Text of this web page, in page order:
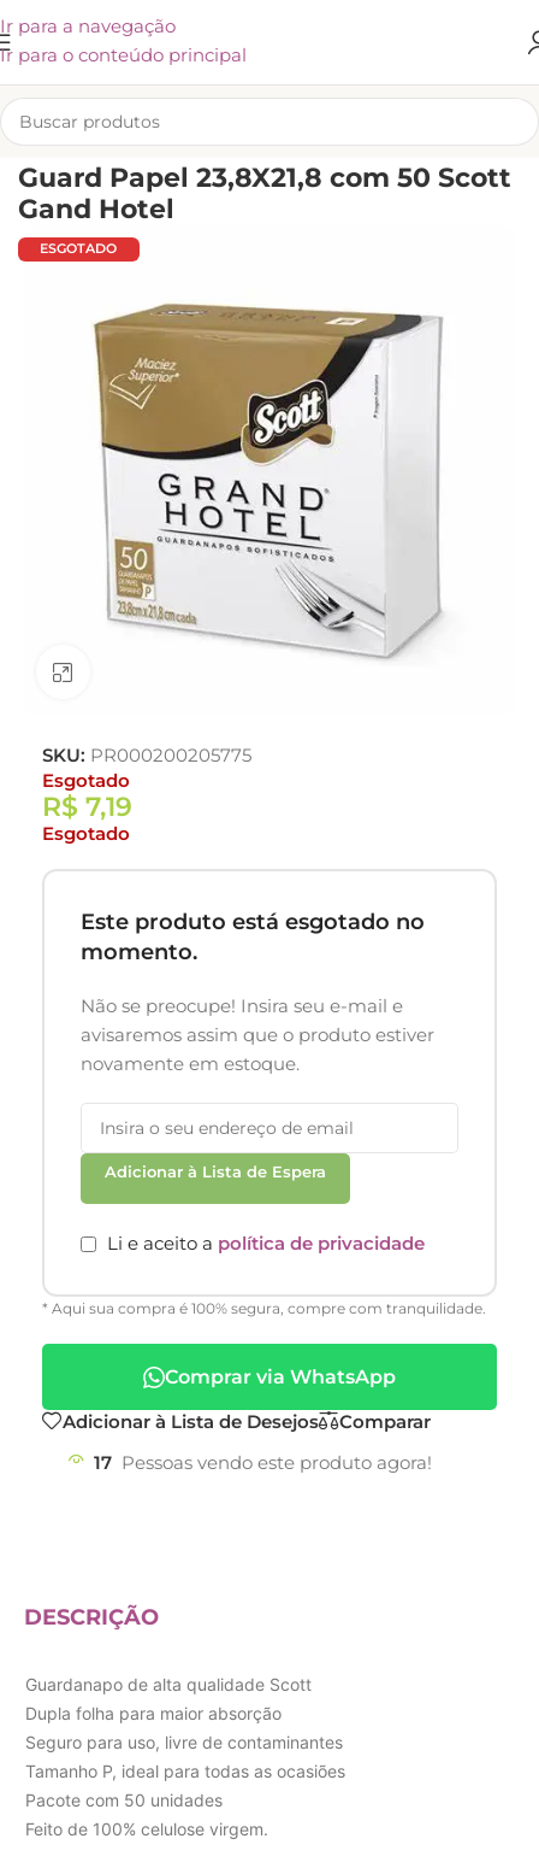
Ir para a navegação
Ir para o conteúdo principal
INÍCIO/FOOD SERVICE/GUARDANAPOS
Guard Papel 23,8X21,8 com 50 Scott
Gand Hotel
ESGOTADO
SKU: PR000200205775
Esgotado
R$ 7,19
Esgotado
Este produto está esgotado no
momento.
Não se preocupe! Insira seu e-mail e
avisaremos assim que o produto estiver
novamente em estoque.
Adicionar à Lista de Espera
Li e aceito a política de privacidade
* Aqui sua compra é 100% segura, compre com tranquilidade.
Comprar via WhatsApp
Adicionar à Lista de Desejos
Comparar
17 Pessoas vendo este produto agora!
DESCRIÇÃO
Guardanapo de alta qualidade Scott
Dupla folha para maior absorção
Seguro para uso, livre de contaminantes
Tamanho P, ideal para todas as ocasiões
Pacote com 50 unidades
Feito de 100% celulose virgem.